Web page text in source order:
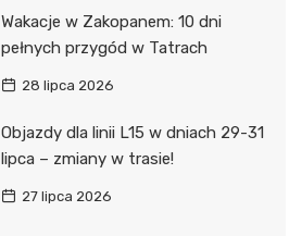
Wakacje w Zakopanem: 10 dni
pełnych przygód w Tatrach
28 lipca 2026
Objazdy dla linii L15 w dniach 29-31
lipca – zmiany w trasie!
27 lipca 2026